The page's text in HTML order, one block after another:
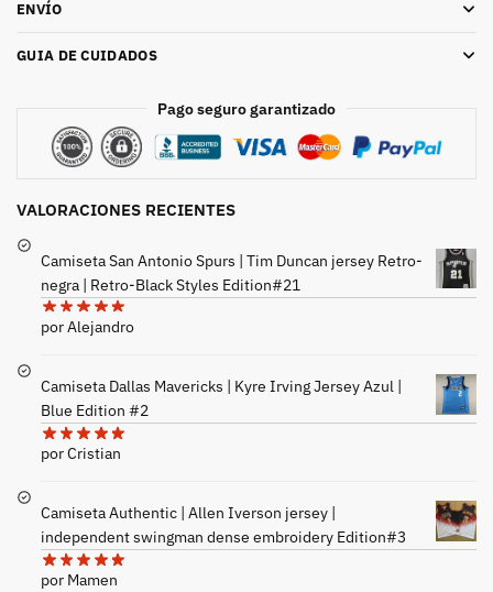
ENVÍO
GUIA DE CUIDADOS
Pago seguro garantizado
VALORACIONES RECIENTES
Camiseta San Antonio Spurs | Tim Duncan jersey Retro-
negra | Retro-Black Styles Edition#21
por Alejandro
Camiseta Dallas Mavericks | Kyre Irving Jersey Azul |
Blue Edition #2
por Cristian
Camiseta Authentic | Allen Iverson jersey |
independent swingman dense embroidery Edition#3
por Mamen